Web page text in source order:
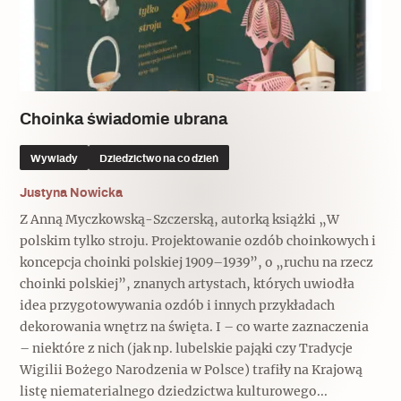
Choinka świadomie ubrana
Wywiady Dziedzictwo na co dzień
Justyna Nowicka
Z Anną Myczkowską-Szczerską, autorką książki „W
polskim tylko stroju. Projektowanie ozdób choinkowych i
koncepcja choinki polskiej 1909–1939”, o „ruchu na rzecz
choinki polskiej”, znanych artystach, których uwiodła
idea przygotowywania ozdób i innych przykładach
dekorowania wnętrz na święta. I – co warte zaznaczenia
– niektóre z nich (jak np. lubelskie pająki czy Tradycje
Wigilii Bożego Narodzenia w Polsce) trafiły na Krajową
listę niematerialnego dziedzictwa kulturowego...